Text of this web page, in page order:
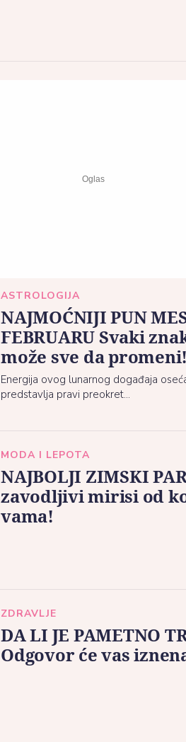
ASTROLOGIJA
NAJMOĆNIJI PUN
FEBRUARU Svaki
može sve da promeni!
Energija ovog lunarnog događaja
predstavlja pravi preokret...
MODA I LEPOTA
NAJBOLJI ZIMSKI
zavodljivi mirisi od
vama!
ZDRAVLJE
DA LI JE PAMETNO
Odgovor će vas